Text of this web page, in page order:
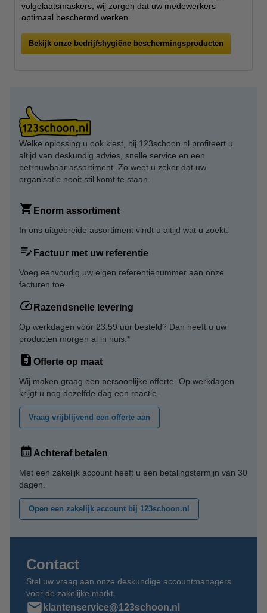
volgelaatsmaskers, wij zorgen dat uw medewerkers
optimaal beschermd werken.
Bekijk onze bedrijfshygiëne beschermingsproducten
Welke oplossing u ook kiest, bij 123schoon.nl profiteert u
altijd van deskundig advies, snelle service en een
betrouwbaar assortiment. Zo weet u zeker dat uw
organisatie nooit stil komt te staan.
Enorm assortiment
In ons uitgebreide assortiment vindt u altijd wat u zoekt.
Factuur met uw referentie
Voeg eenvoudig uw eigen referentienummer aan onze
facturen toe.
Razendsnelle levering
Op werkdagen vóór 23.59 uur besteld? Dan heeft u uw
producten morgen al in huis.*
Offerte op maat
Wij maken graag een persoonlijke offerte. Op werkdagen
krijgt u nog dezelfde dag een reactie.
Vraag vrijblijvend een offerte aan
Achteraf betalen
Met een zakelijk account heeft u een betalingstermijn van 30
dagen.
Open een zakelijk account bij 123schoon.nl
Contact
Stel uw vraag aan onze deskundige accountmanagers
voor de zakelijke markt.
klantenservice@123schoon.nl